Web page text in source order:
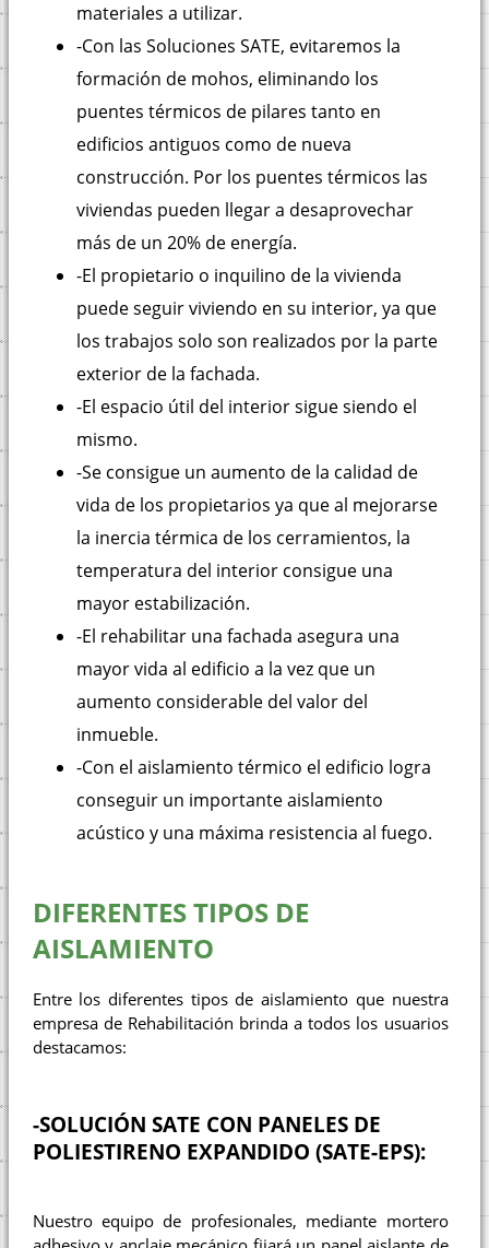
materiales a utilizar.
-Con las Soluciones SATE, evitaremos la
formación de mohos, eliminando los
puentes térmicos de pilares tanto en
edificios antiguos como de nueva
construcción. Por los puentes térmicos las
viviendas pueden llegar a desaprovechar
más de un 20% de energía.
-El propietario o inquilino de la vivienda
puede seguir viviendo en su interior, ya que
los trabajos solo son realizados por la parte
exterior de la fachada.
-El espacio útil del interior sigue siendo el
mismo.
-Se consigue un aumento de la calidad de
vida de los propietarios ya que al mejorarse
la inercia térmica de los cerramientos, la
temperatura del interior consigue una
mayor estabilización.
-El rehabilitar una fachada asegura una
mayor vida al edificio a la vez que un
aumento considerable del valor del
inmueble.
-Con el aislamiento térmico el edificio logra
conseguir un importante aislamiento
acústico y una máxima resistencia al fuego.
DIFERENTES TIPOS DE
AISLAMIENTO
Entre los diferentes tipos de aislamiento que nuestra
empresa de Rehabilitación brinda a todos los usuarios
destacamos:
-SOLUCIÓN SATE CON PANELES DE
POLIESTIRENO EXPANDIDO (SATE-EPS):
Nuestro equipo de profesionales, mediante mortero